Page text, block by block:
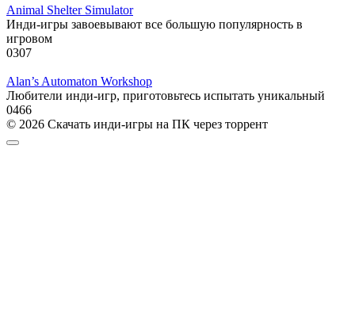
Animal Shelter Simulator
Инди-игры завоевывают все большую популярность в
игровом
0307
Alan’s Automaton Workshop
Любители инди-игр, приготовьтесь испытать уникальный
0466
© 2026 Скачать инди-игры на ПК через торрент